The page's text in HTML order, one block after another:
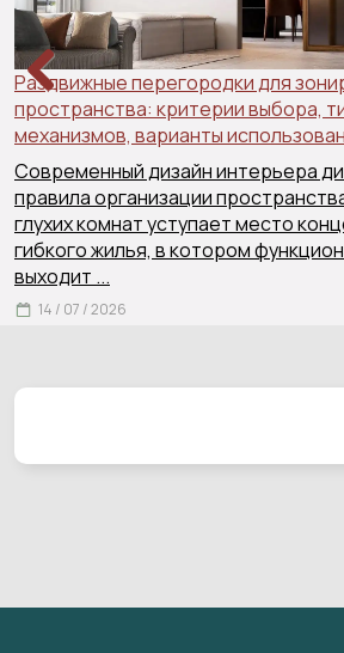
Раздвижные перегородки для
пространства: критерии выбора,
механизмов, варианты
Современный дизайн интерьера
правила организации
глухих комнат уступает место
гибкого жилья, в котором
выходит ...
14 / 07 / 2026
Previous